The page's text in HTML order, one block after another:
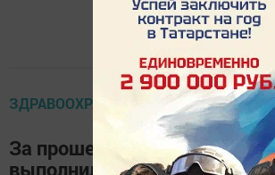
ЗДРАВООХРАНЕНИЕ
За прошедшую неделю
выполнила 200 вызовов